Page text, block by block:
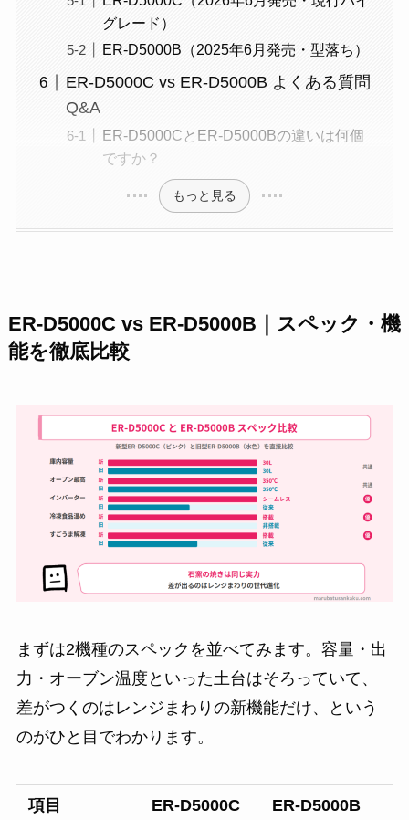
グレード）
ER-D5000B（2025年6月発売・型落ち）
ER-D5000C vs ER-D5000B よくある質問
Q&A
ER-D5000CとER-D5000Bの違いは何個
ですか？
もっと見る
ER-D5000C vs ER-D5000B｜スペック・機
能を徹底比較
まずは2機種のスペックを並べてみます。容量・出
力・オーブン温度といった土台はそろっていて、
差がつくのはレンジまわりの新機能だけ、という
のがひと目でわかります。
項目
ER-D5000C
ER-D5000B